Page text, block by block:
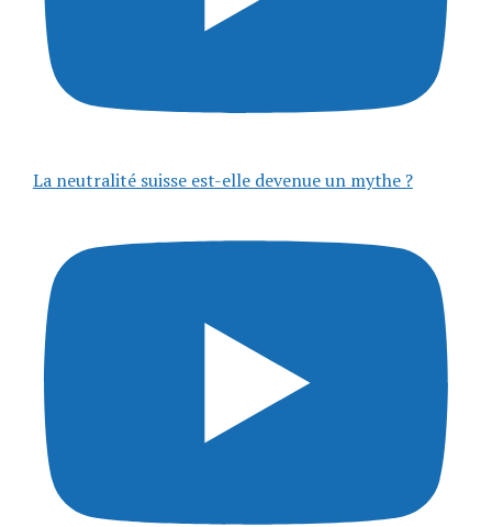
La neutralité suisse est-elle devenue un mythe ?